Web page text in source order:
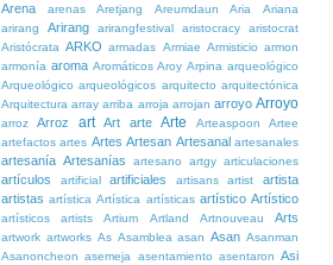
Arena arenas Aretjang Areumdaun Aria
Ariana
arirang
Arirang arirangfestival aristocracy
aristocrat
Aristócrata ARKO armadas Armiae Armisticio armon
armonía aroma Aromáticos Aroy Arpina arqueológico
Arqueológico arqueológicos arquitecto arquitectónica
Arquitectura array arriba arroja arrojan arroyo Arroyo
arroz Arroz art Art arte Arte Arteaspoon
Artee
artefactos artes Artes Artesan Artesanal artesanales
artesanía Artesanías artesano artgy articulaciones
artículos artificial artificiales artisans artist
artista
artistas artística Artística artísticas artístico Artístico
artísticos artists Artium Artland Artnouveau Arts
artwork artworks As Asamblea asan Asan Asanman
Asanoncheon asemeja asentamiento asentaron Asi